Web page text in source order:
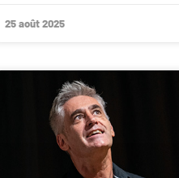
25 août 2025